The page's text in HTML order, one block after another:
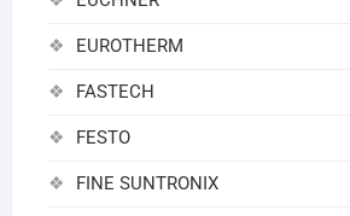
EUROTHERM
FASTECH
FESTO
FINE SUNTRONIX